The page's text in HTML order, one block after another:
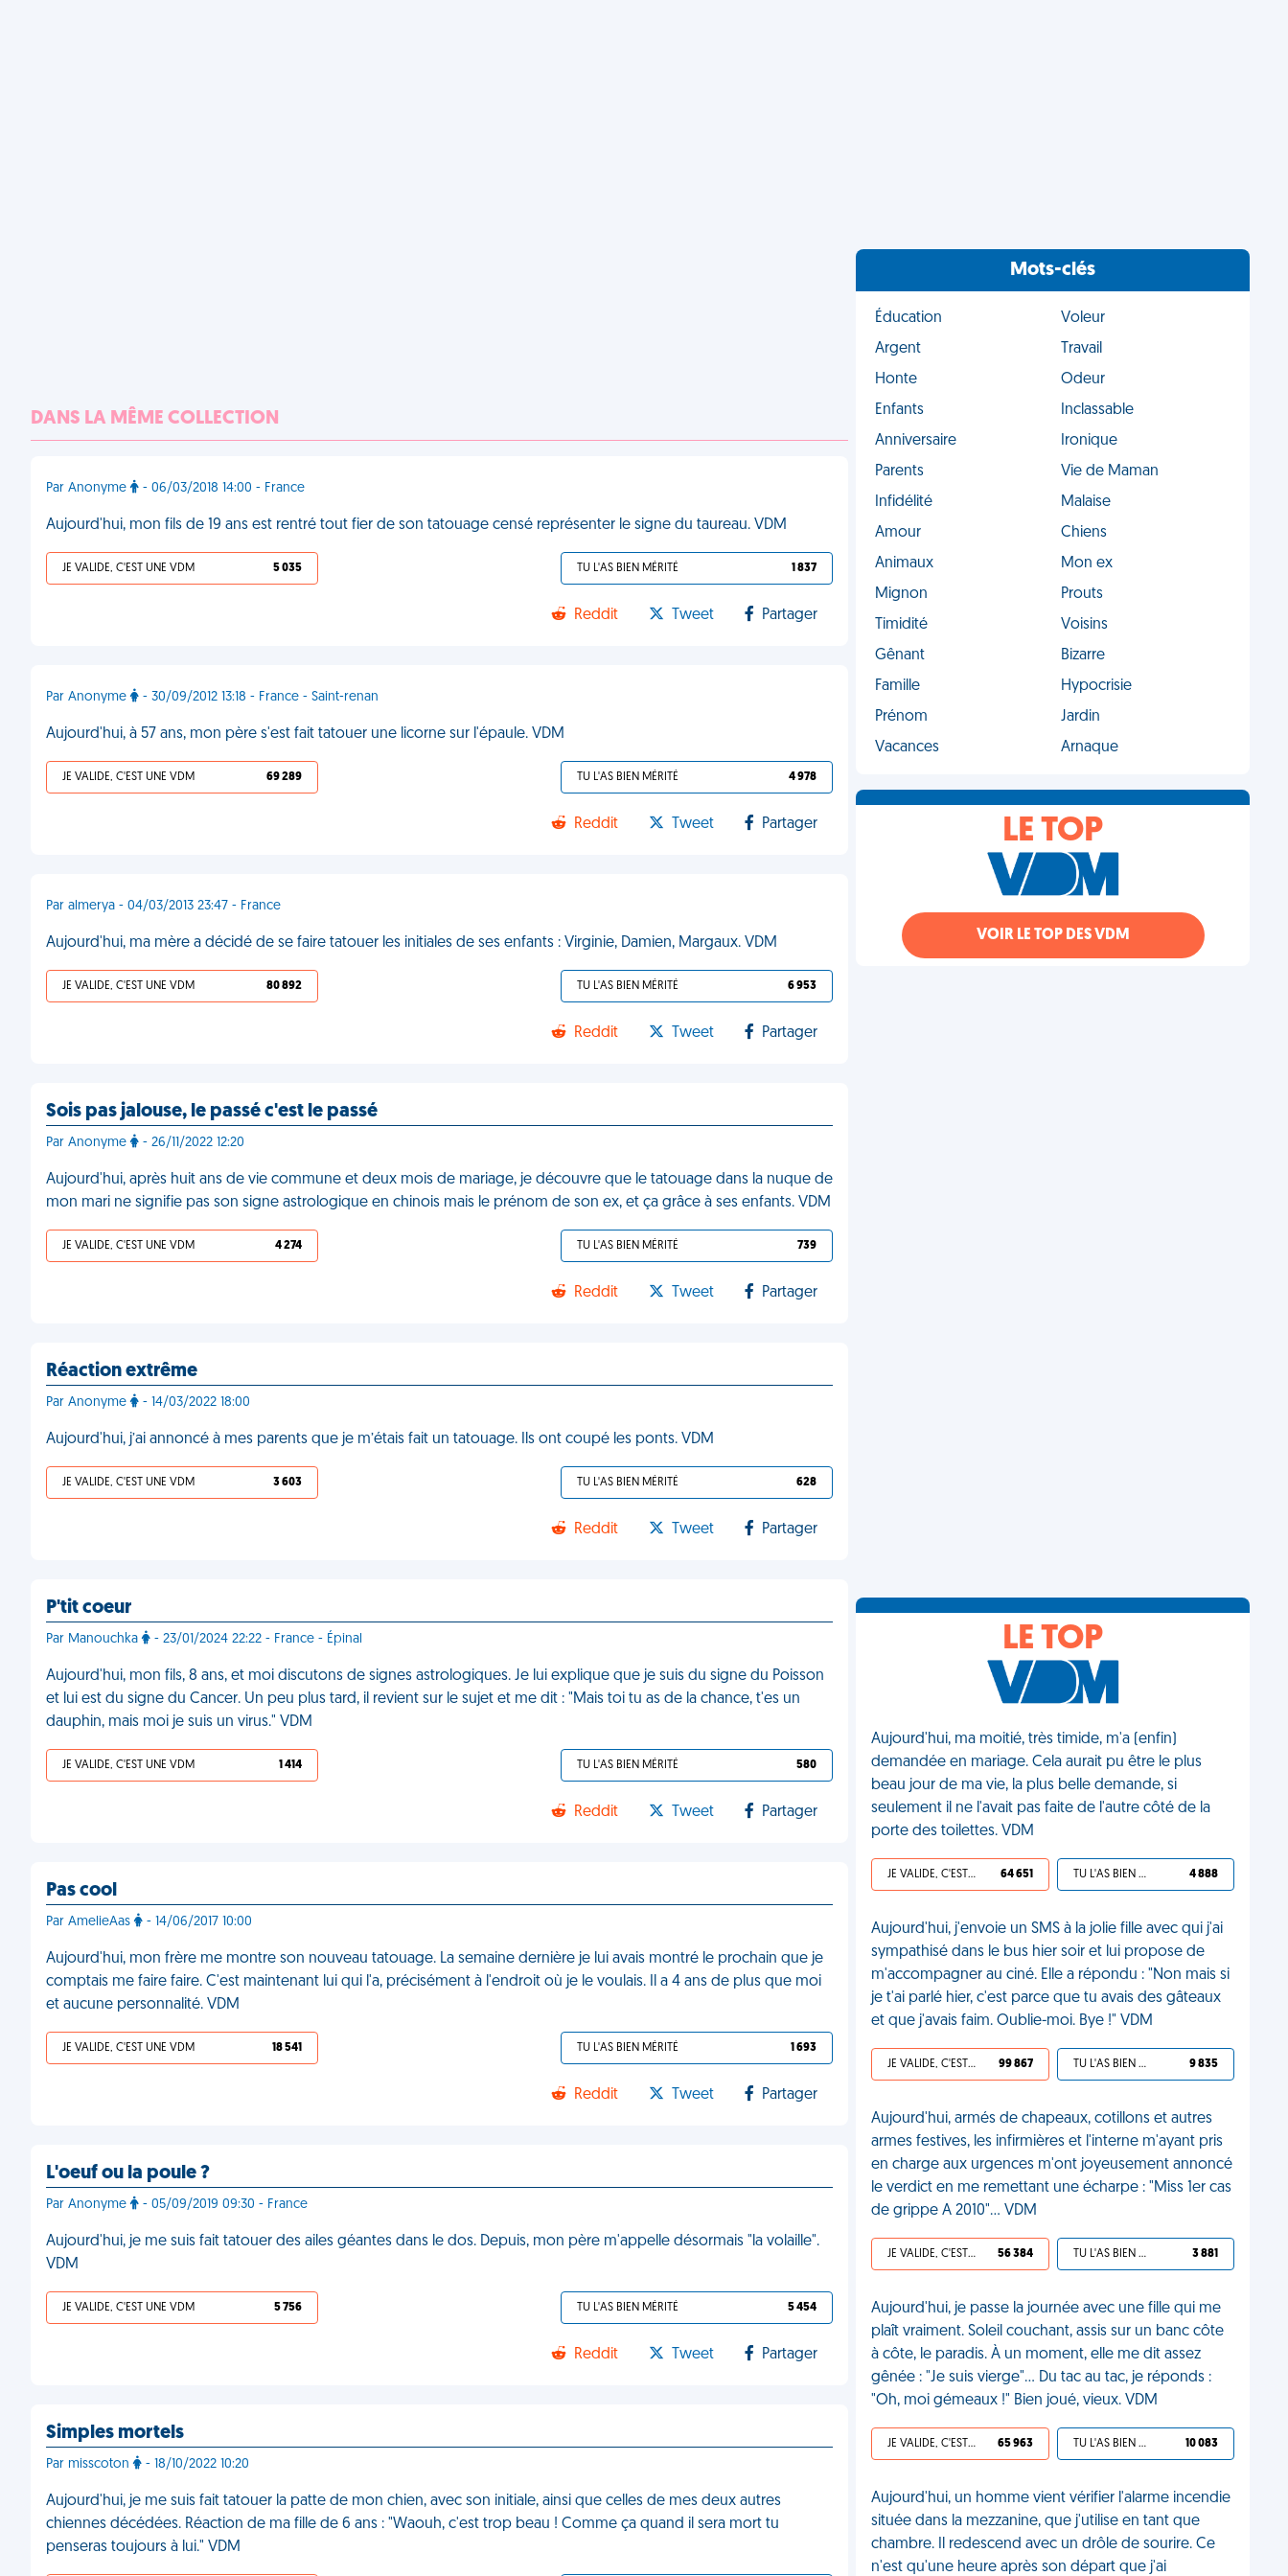
DANS LA MÊME COLLECTION
Par Anonyme - 06/03/2018 14:00 - France
Aujourd'hui, mon fils de 19 ans est rentré tout fier de son tatouage censé représenter le signe du taureau. VDM
JE VALIDE, C'EST UNE VDM 5 035 TU L'AS BIEN MÉRITÉ 1 837
Reddit Tweet Partager
Par Anonyme - 30/09/2012 13:18 - France - Saint-renan
Aujourd'hui, à 57 ans, mon père s'est fait tatouer une licorne sur l'épaule. VDM
JE VALIDE, C'EST UNE VDM 69 289 TU L'AS BIEN MÉRITÉ 4 978
Reddit Tweet Partager
Par almerya - 04/03/2013 23:47 - France
Aujourd'hui, ma mère a décidé de se faire tatouer les initiales de ses enfants : Virginie, Damien, Margaux. VDM
JE VALIDE, C'EST UNE VDM 80 892 TU L'AS BIEN MÉRITÉ 6 953
Reddit Tweet Partager
Sois pas jalouse, le passé c'est le passé
Par Anonyme - 26/11/2022 12:20
Aujourd'hui, après huit ans de vie commune et deux mois de mariage, je découvre que le tatouage dans la nuque de
mon mari ne signifie pas son signe astrologique en chinois mais le prénom de son ex, et ça grâce à ses enfants. VDM
JE VALIDE, C'EST UNE VDM 4 274 TU L'AS BIEN MÉRITÉ 739
Reddit Tweet Partager
Réaction extrême
Par Anonyme - 14/03/2022 18:00
Aujourd'hui, j’ai annoncé à mes parents que je m’étais fait un tatouage. Ils ont coupé les ponts. VDM
JE VALIDE, C'EST UNE VDM 3 603 TU L'AS BIEN MÉRITÉ 628
Reddit Tweet Partager
P'tit coeur
Par Manouchka - 23/01/2024 22:22 - France - Épinal
Aujourd'hui, mon fils, 8 ans, et moi discutons de signes astrologiques. Je lui explique que je suis du signe du Poisson
et lui est du signe du Cancer. Un peu plus tard, il revient sur le sujet et me dit : "Mais toi tu as de la chance, t'es un
dauphin, mais moi je suis un virus." VDM
JE VALIDE, C'EST UNE VDM 1 414 TU L'AS BIEN MÉRITÉ 580
Reddit Tweet Partager
Pas cool
Par AmelieAas - 14/06/2017 10:00
Aujourd'hui, mon frère me montre son nouveau tatouage. La semaine dernière je lui avais montré le prochain que je
comptais me faire faire. C'est maintenant lui qui l'a, précisément à l'endroit où je le voulais. Il a 4 ans de plus que moi
et aucune personnalité. VDM
JE VALIDE, C'EST UNE VDM 18 541 TU L'AS BIEN MÉRITÉ 1 693
Reddit Tweet Partager
L'oeuf ou la poule ?
Par Anonyme - 05/09/2019 09:30 - France
Aujourd'hui, je me suis fait tatouer des ailes géantes dans le dos. Depuis, mon père m'appelle désormais "la volaille".
VDM
JE VALIDE, C'EST UNE VDM 5 756 TU L'AS BIEN MÉRITÉ 5 454
Reddit Tweet Partager
Simples mortels
Par misscoton - 18/10/2022 10:20
Aujourd'hui, je me suis fait tatouer la patte de mon chien, avec son initiale, ainsi que celles de mes deux autres
chiennes décédées. Réaction de ma fille de 6 ans : "Waouh, c'est trop beau ! Comme ça quand il sera mort tu
penseras toujours à lui." VDM
Mots-clés
Éducation
Voleur
Argent
Travail
Honte
Odeur
Enfants
Inclassable
Anniversaire
Ironique
Parents
Vie de Maman
Infidélité
Malaise
Amour
Chiens
Animaux
Mon ex
Mignon
Prouts
Timidité
Voisins
Gênant
Bizarre
Famille
Hypocrisie
Prénom
Jardin
Vacances
Arnaque
LE TOP
VOIR LE TOP DES VDM
LE TOP
Aujourd'hui, ma moitié, très timide, m'a (enfin)
demandée en mariage. Cela aurait pu être le plus
beau jour de ma vie, la plus belle demande, si
seulement il ne l'avait pas faite de l'autre côté de la
porte des toilettes. VDM
JE VALIDE, C'EST UNE VDM 64 651 TU L'AS BIEN MÉRITÉ 4 888
Aujourd'hui, j'envoie un SMS à la jolie fille avec qui j'ai
sympathisé dans le bus hier soir et lui propose de
m'accompagner au ciné. Elle a répondu : "Non mais si
je t'ai parlé hier, c'est parce que tu avais des gâteaux
et que j'avais faim. Oublie-moi. Bye !" VDM
JE VALIDE, C'EST UNE VDM 99 867 TU L'AS BIEN MÉRITÉ 9 835
Aujourd'hui, armés de chapeaux, cotillons et autres
armes festives, les infirmières et l'interne m'ayant pris
en charge aux urgences m'ont joyeusement annoncé
le verdict en me remettant une écharpe : "Miss 1er cas
de grippe A 2010"... VDM
JE VALIDE, C'EST UNE VDM 56 384 TU L'AS BIEN MÉRITÉ 3 881
Aujourd'hui, je passe la journée avec une fille qui me
plaît vraiment. Soleil couchant, assis sur un banc côte
à côte, le paradis. À un moment, elle me dit assez
gênée : "Je suis vierge"... Du tac au tac, je réponds :
"Oh, moi gémeaux !" Bien joué, vieux. VDM
JE VALIDE, C'EST UNE VDM 65 963 TU L'AS BIEN MÉRITÉ 10 083
Aujourd'hui, un homme vient vérifier l'alarme incendie
située dans la mezzanine, que j'utilise en tant que
chambre. Il redescend avec un drôle de sourire. Ce
n'est qu'une heure après son départ que j'ai